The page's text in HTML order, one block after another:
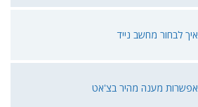
איך לבחור מחשב נייד
אפשרות מענה מהיר בצ'אט